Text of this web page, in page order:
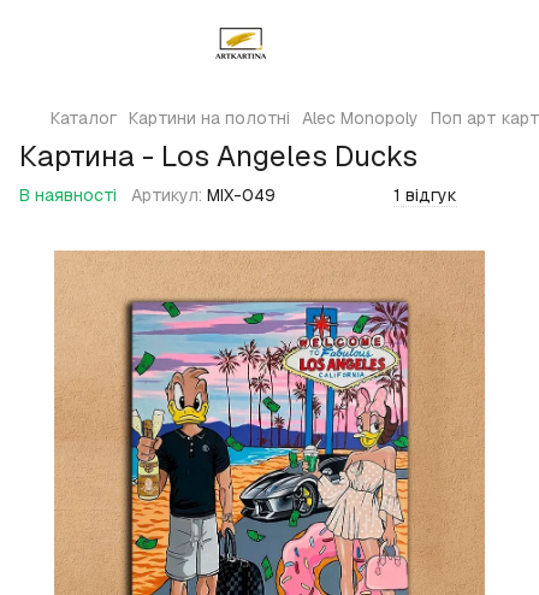
Каталог Картини на полотні Alec Monopoly Поп арт
Картина - Los Angeles Ducks
В наявності Артикул: MIX-049 1 відгук